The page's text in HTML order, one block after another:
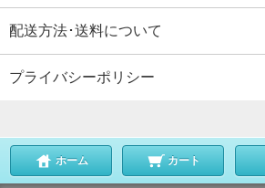
配送方法･送料について
プライバシーポリシー
ホーム カート